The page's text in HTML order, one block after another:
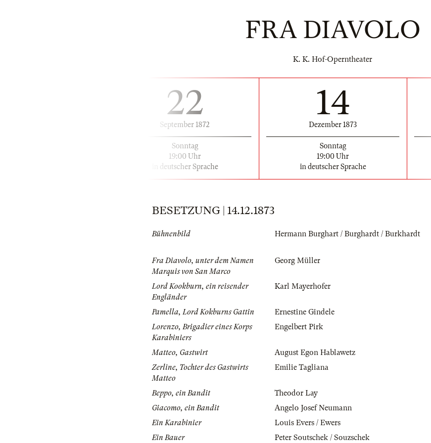
FRA DIAVOLO
K. K. Hof-Operntheater
22
September 1872
Sonntag
19:00 Uhr
in deutscher Sprache
14
Dezember 1873
Sonntag
19:00 Uhr
in deutscher Sprache
BESETZUNG | 14.12.1873
Bühnenbild Hermann Burghart / Burghardt / Burkhardt
Fra Diavolo, unter dem Namen
Marquis von San Marco
Georg Müller
Lord Kookburn, ein reisender
Engländer
Karl Mayerhofer
Pamella, Lord Kokburns Gattin
Ernestine Gindele
Lorenzo, Brigadier eines Korps
Karabiniers
Engelbert Pirk
Matteo, Gastwirt
August Egon Hablawetz
Zerline, Tochter des Gastwirts
Matteo
Emilie Tagliana
Beppo, ein Bandit
Theodor Lay
Giacomo, ein Bandit
Angelo Josef Neumann
Ein Karabinier
Louis Evers / Ewers
Ein Bauer
Peter Soutschek / Souzschek